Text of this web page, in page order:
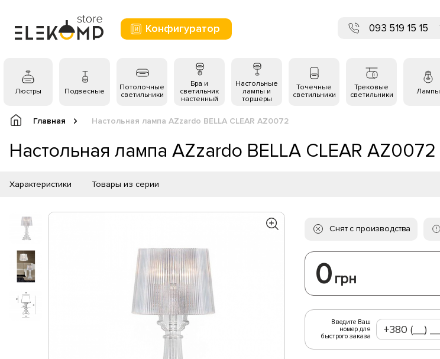
Конфигуратор 093 519 15 15
Люстры Подвесные
Потолочные
светильники
Бра и
светильник
настенный
Настольные
лампы и
торшеры
Точечные
светильники
Трековые
светильники
Лампы
Главная Настольная лампа AZzardo BELLA CLEAR AZ0072
Настольная лампа AZzardo BELLA CLEAR AZ0072
Характеристики Товары из серии
Снят с производства
0 грн
Введите Ваш
номер для
быстрого заказа